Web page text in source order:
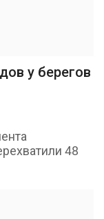
у берегов
48